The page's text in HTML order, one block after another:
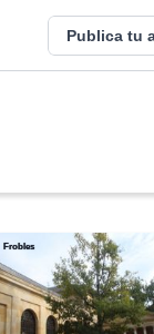
Publica tu
Frobles